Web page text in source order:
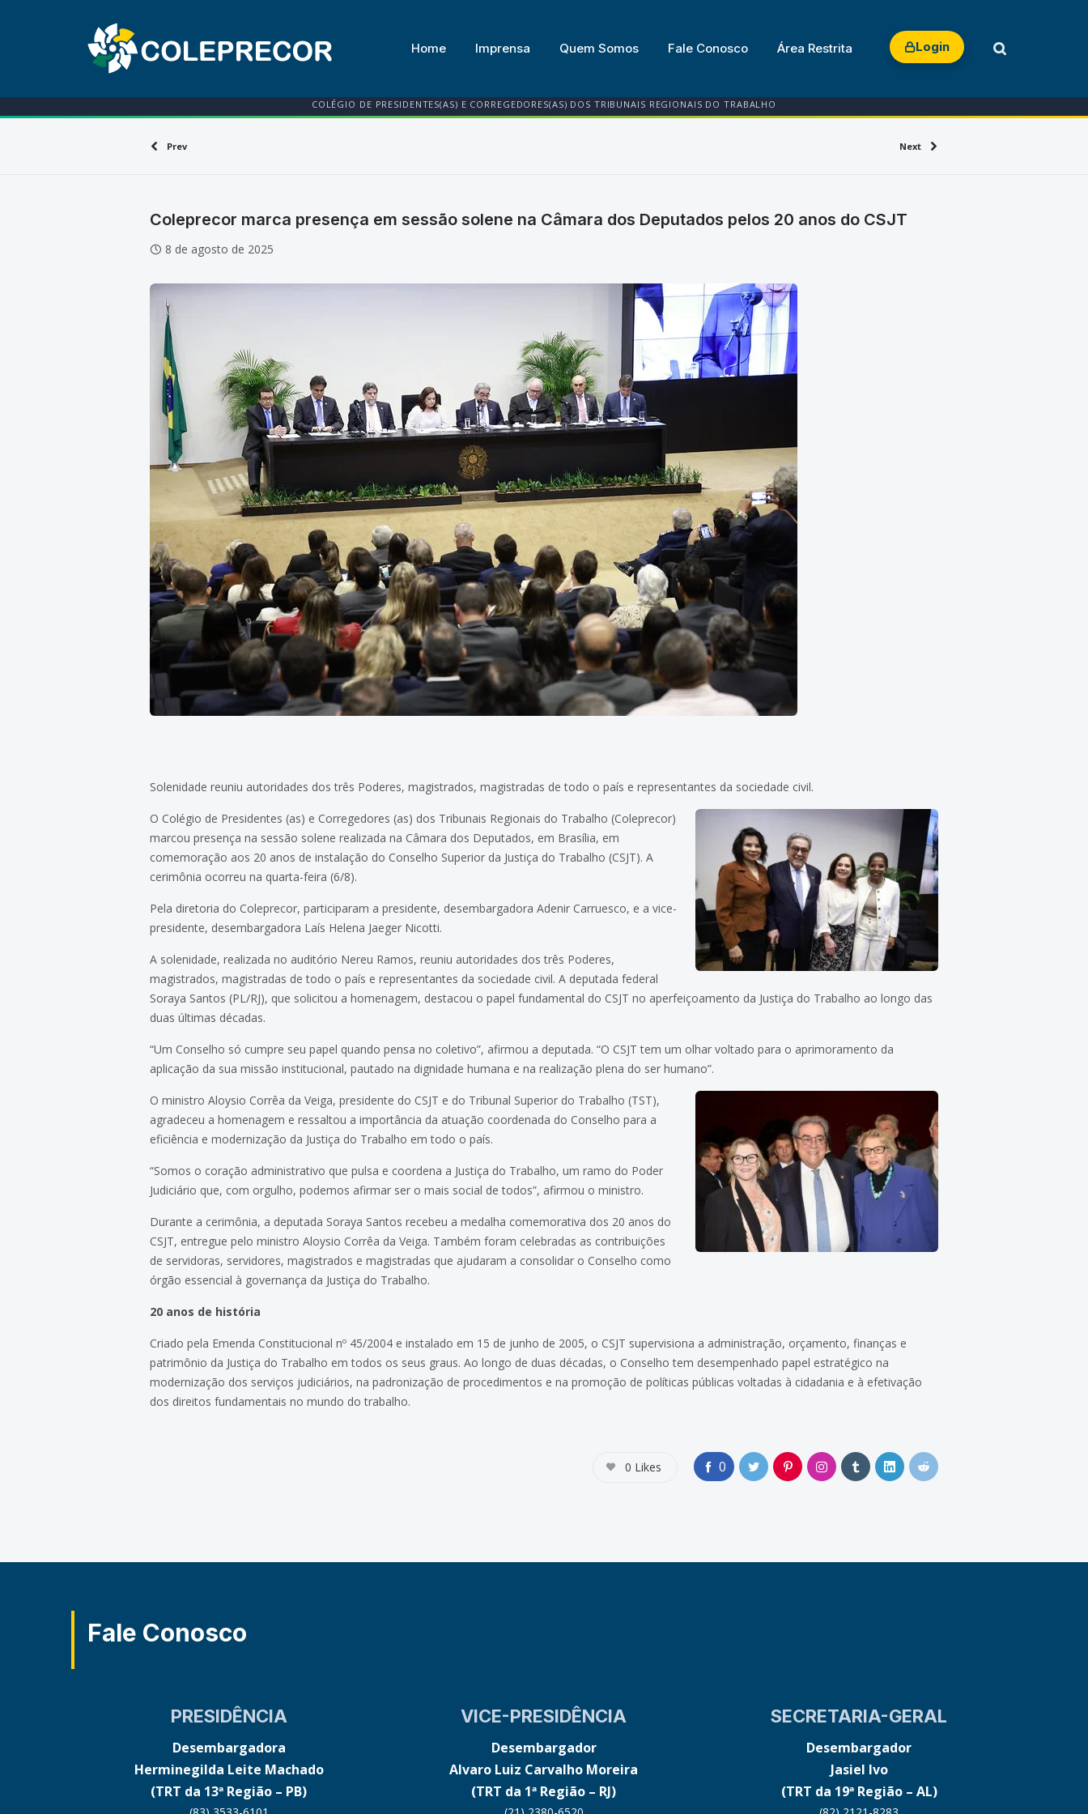
Home Imprensa Quem Somos Fale Conosco Área Restrita Login
COLÉGIO DE PRESIDENTES(AS) E CORREGEDORES(AS) DOS TRIBUNAIS REGIONAIS DO TRABALHO
Prev Next
Coleprecor marca presença em sessão solene na Câmara dos Deputados pelos 20 anos do CSJT
8 de agosto de 2025
Solenidade reuniu autoridades dos três Poderes, magistrados, magistradas de todo o país e representantes da sociedade civil.
O Colégio de Presidentes (as) e Corregedores (as) dos Tribunais Regionais do Trabalho (Coleprecor)
marcou presença na sessão solene realizada na Câmara dos Deputados, em Brasília, em
comemoração aos 20 anos de instalação do Conselho Superior da Justiça do Trabalho (CSJT). A
cerimônia ocorreu na quarta-feira (6/8).
Pela diretoria do Coleprecor, participaram a presidente, desembargadora Adenir Carruesco, e a vice-
presidente, desembargadora Laís Helena Jaeger Nicotti.
A solenidade, realizada no auditório Nereu Ramos, reuniu autoridades dos três Poderes,
magistrados, magistradas de todo o país e representantes da sociedade civil. A deputada federal
Soraya Santos (PL/RJ), que solicitou a homenagem, destacou o papel fundamental do CSJT no aperfeiçoamento da Justiça do Trabalho ao longo das
duas últimas décadas.
“Um Conselho só cumpre seu papel quando pensa no coletivo”, afirmou a deputada. “O CSJT tem um olhar voltado para o aprimoramento da
aplicação da sua missão institucional, pautado na dignidade humana e na realização plena do ser humano”.
O ministro Aloysio Corrêa da Veiga, presidente do CSJT e do Tribunal Superior do Trabalho (TST),
agradeceu a homenagem e ressaltou a importância da atuação coordenada do Conselho para a
eficiência e modernização da Justiça do Trabalho em todo o país.
“Somos o coração administrativo que pulsa e coordena a Justiça do Trabalho, um ramo do Poder
Judiciário que, com orgulho, podemos afirmar ser o mais social de todos”, afirmou o ministro.
Durante a cerimônia, a deputada Soraya Santos recebeu a medalha comemorativa dos 20 anos do
CSJT, entregue pelo ministro Aloysio Corrêa da Veiga. Também foram celebradas as contribuições
de servidoras, servidores, magistrados e magistradas que ajudaram a consolidar o Conselho como
órgão essencial à governança da Justiça do Trabalho.
20 anos de história
Criado pela Emenda Constitucional nº 45/2004 e instalado em 15 de junho de 2005, o CSJT supervisiona a administração, orçamento, finanças e
patrimônio da Justiça do Trabalho em todos os seus graus. Ao longo de duas décadas, o Conselho tem desempenhado papel estratégico na
modernização dos serviços judiciários, na padronização de procedimentos e na promoção de políticas públicas voltadas à cidadania e à efetivação
dos direitos fundamentais no mundo do trabalho.
0
0 Likes
Fale Conosco
PRESIDÊNCIA
Desembargadora
Herminegilda Leite Machado
(TRT da 13ª Região – PB)
VICE-PRESIDÊNCIA
Desembargador
Alvaro Luiz Carvalho Moreira
(TRT da 1ª Região – RJ)
SECRETARIA-GERAL
Desembargador
Jasiel Ivo
(TRT da 19ª Região – AL)